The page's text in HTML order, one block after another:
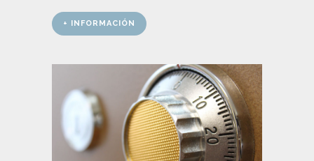
+ INFORMACIÓN